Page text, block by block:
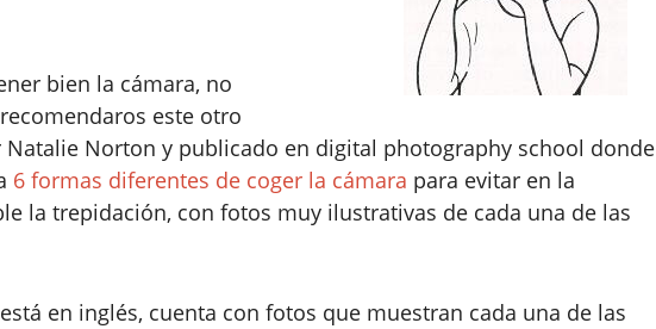
bien la cámara, no
este otro
Norton y publicado en digital photography school donde
6 formas diferentes de coger la cámara para evitar en la
la trepidación, con fotos muy ilustrativas de cada una de las
en inglés, cuenta con fotos que muestran cada una de las